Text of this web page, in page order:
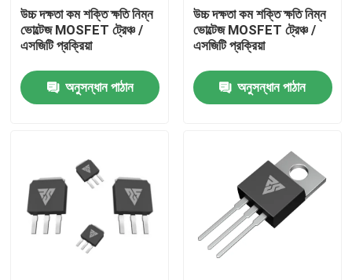
বাড়ি
আমাদের সম্পর্কে
কারখানা ভ্রমণ
উচ্চ দক্ষতা কম শক্তি ক্ষতি নিম্ন
ভোল্টেজ MOSFET ট্রেঞ্চ /
এসজিটি প্রক্রিয়া
অনুসন্ধান পাঠান
উচ্চ দক্ষতা কম শক্তি ক্ষতি নিম্ন
ভোল্টেজ MOSFET ট্রেঞ্চ /
এসজিটি প্রক্রিয়া
অনুসন্ধান পাঠান